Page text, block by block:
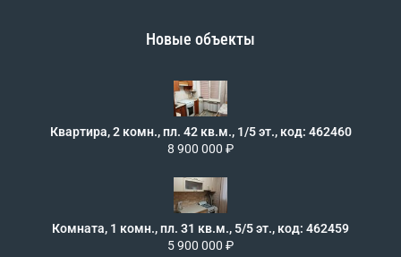
Новые объекты
Квартира, 2 комн., пл. 42 кв.м., 1/5 эт., код: 462460
8 900 000 ₽
Комната, 1 комн., пл. 31 кв.м., 5/5 эт., код: 462459
5 900 000 ₽